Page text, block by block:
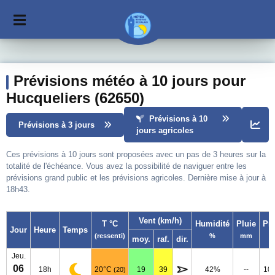
Prévisions météo à 10 jours pour
Hucqueliers (62650)
Prévisions à 3 jours
Prévisions à 10
jours agricoles
Ces prévisions à 10 jours sont proposées avec un pas de 3 heures sur la
totalité de l'échéance. Vous avez la possibilité de naviguer entre les
prévisions grand public et les prévisions agricoles. Dernière mise à jour à
18h43.
Jour Heure Temps
T °C
(ressenti)
Vent (km/h) Humidité
%
Pluie
mm
moy. raf. dir.
Jeu.
06 18h 20°C (20) 19 39 42% --